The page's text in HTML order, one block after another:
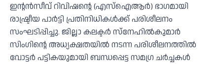
ഇന്റന്‍സീവ് റിവിഷന്റെ (എസ്ഐആര്‍) ഭാഗമായി
രാഷ്ട്രീയ പാര്‍ട്ടി പ്രതിനിധികള്‍ക്ക് പരിശീലനം
സംഘടിപ്പിച്ചു. ജില്ലാ കലക്ടര്‍ സ്നേഹില്‍കുമാര്‍
സിംഗിന്റെ അധ്യക്ഷതയില്‍ നടന്ന പരിശീലനത്തില്‍
വോട്ടര്‍ പട്ടികയുമായി ബന്ധപ്പെട്ട സമഗ്ര ചര്‍ച്ചകള്‍